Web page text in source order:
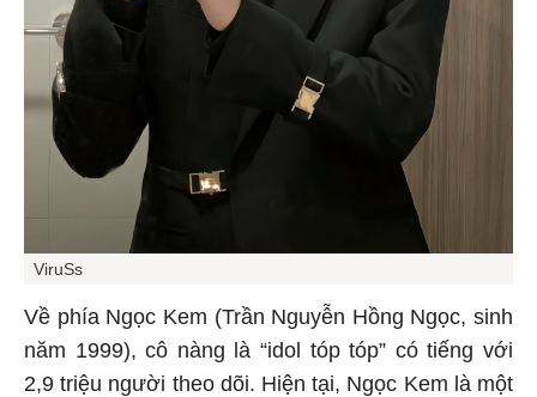
ViruSs
Về phía Ngọc Kem (Trần Nguyễn Hồng Ngọc, sinh
năm 1999), cô nàng là “idol tóp tóp” có tiếng với
2,9 triệu người theo dõi. Hiện tại, Ngọc Kem là một